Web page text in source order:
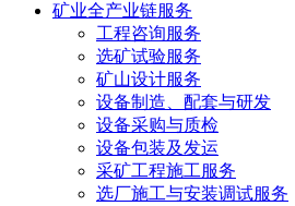
矿业全产业链服务
工程咨询服务
选矿试验服务
矿山设计服务
设备制造、配套与研发
设备采购与质检
设备包装及发运
采矿工程施工服务
选厂施工与安装调试服务